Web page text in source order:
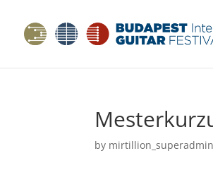
by mirtillion_superadmin